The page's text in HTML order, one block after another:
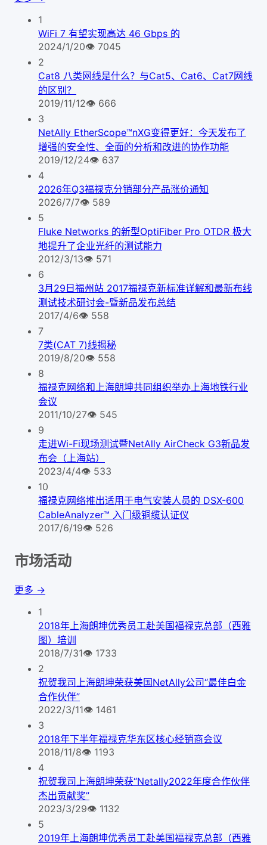
1
WiFi 7 有望实现高达 46 Gbps 的
2024/1/20👁 7045
2
Cat8 八类网线是什么？与Cat5、Cat6、Cat7网线
的区别？
2019/11/12👁 666
3
NetAlly EtherScope™nXG变得更好：今天发布了
增强的安全性、全面的分析和改进的协作功能
2019/12/24👁 637
4
2026年Q3福禄克分销部分产品涨价通知
2026/7/7👁 589
5
Fluke Networks 的新型OptiFiber Pro OTDR 极大
地提升了企业光纤的测试能力
2012/3/13👁 571
6
3月29日福州站 2017福禄克新标准详解和最新布线
测试技术研讨会-暨新品发布总结
2017/4/6👁 558
7
7类(CAT 7)线揭秘
2019/8/20👁 558
8
福禄克网络和上海朗坤共同组织举办上海地铁行业
会议
2011/10/27👁 545
9
走进Wi-Fi现场测试暨NetAlly AirCheck G3新品发
布会（上海站）
2023/4/4👁 533
10
福禄克网络推出适用于电气安装人员的 DSX-600
CableAnalyzer™ 入门级铜缆认证仪
2017/6/19👁 526
市场活动
更多 →
1
2018年上海朗坤优秀员工赴美国福禄克总部（西雅
图）培训
2018/7/31👁 1733
2
祝贺我司上海朗坤荣获美国NetAlly公司“最佳白金
合作伙伴”
2022/3/11👁 1461
3
2018年下半年福禄克华东区核心经销商会议
2018/11/8👁 1193
4
祝贺我司上海朗坤荣获“Netally2022年度合作伙伴
杰出贡献奖”
2023/3/29👁 1132
5
2019年上海朗坤优秀员工赴美国福禄克总部（西雅